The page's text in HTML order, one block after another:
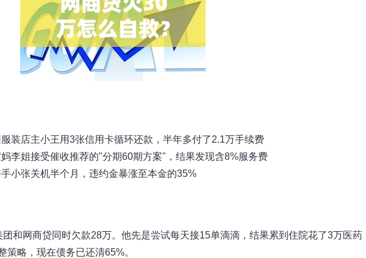
装店主小王用3张信用卡循环还款，半年多付了2.1万手续费
李姐接受催收推荐的"分期60期方案"，结果发现含8%服务费
小张关机半个月，违约金暴涨至本金的35%
和网商贷同时欠款28万。他先是尝试每天接15单滴滴，结果累到住院花了3万医药
策略，现在债务已还清65%。